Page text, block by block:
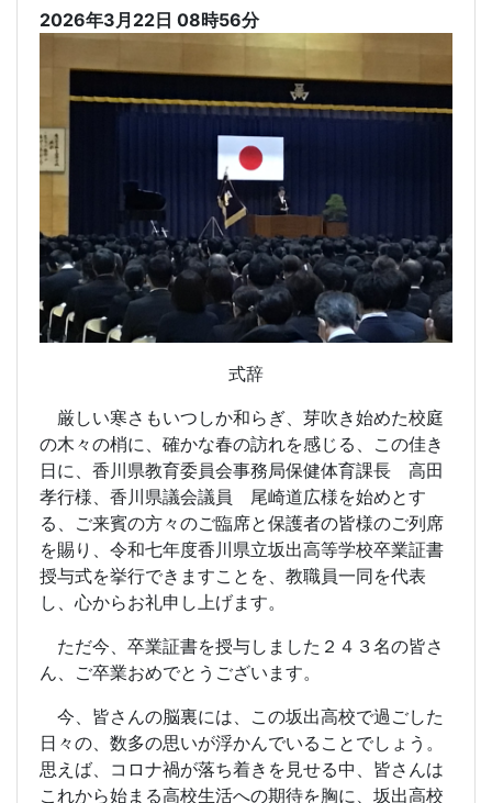
2026年3月22日 08時56分
式辞
厳しい寒さもいつしか和らぎ、芽吹き始めた校庭
の木々の梢に、確かな春の訪れを感じる、この佳き
日に、香川県教育委員会事務局保健体育課長 高田
孝行様、香川県議会議員 尾崎道広様を始めとす
る、ご来賓の方々のご臨席と保護者の皆様のご列席
を賜り、令和七年度香川県立坂出高等学校卒業証書
授与式を挙行できますことを、教職員一同を代表
し、心からお礼申し上げます。
ただ今、卒業証書を授与しました２４３名の皆さ
ん、ご卒業おめでとうございます。
今、皆さんの脳裏には、この坂出高校で過ごした
日々の、数多の思いが浮かんでいることでしょう。
思えば、コロナ禍が落ち着きを見せる中、皆さんは
これから始まる高校生活への期待を胸に、坂出高校